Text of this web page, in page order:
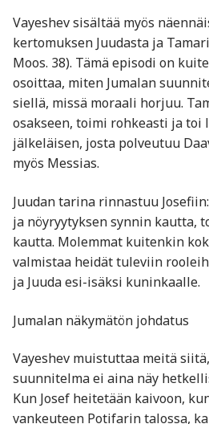
Vayeshev sisältää myös
kertomuksen Juudasta ja
Moos. 38). Tämä episodi on
osoittaa, miten Jumalan
siellä, missä moraali horjuu.
osakseen, toimi rohkeasti ja toi
jälkeläisen, josta polveutuu
myös Messias.
Juudan tarina rinnastuu
ja nöyryytyksen synnin kautta,
kautta. Molemmat kuitenkin
valmistaa heidät tuleviin
ja Juuda esi-isäksi kuninkaalle.
Jumalan näkymätön johdatus
Vayeshev muistuttaa meitä
suunnitelma ei aina näy
Kun Josef heitetään kaivoon,
vankeuteen Potifarin talossa,